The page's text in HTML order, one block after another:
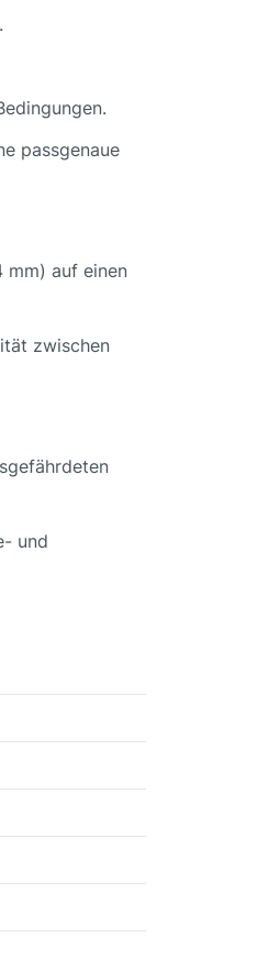
passgenaue
mm) auf einen
zwischen
und